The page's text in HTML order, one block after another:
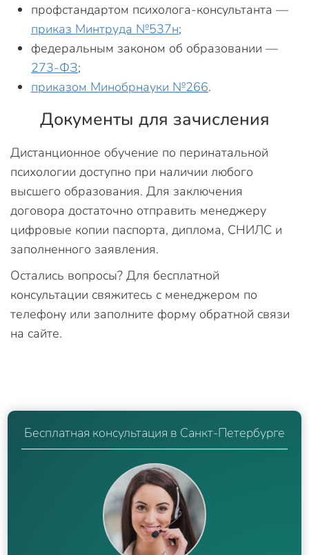
профстандартом психолога-консультанта —
приказ Минтруда №537н;
федеральным законом об образовании —
273-ФЗ;
приказом Минобрнауки №266.
Документы для зачисления
Дистанционное обучение по перинатальной
психологии доступно при наличии любого
высшего образования. Для заключения
договора достаточно отправить менеджеру
цифровые копии паспорта, диплома, СНИЛС и
заполненного заявления.
Остались вопросы? Для бесплатной
консультации свяжитесь с менеджером по
телефону или заполните форму обратной связи
на сайте.
Бесплатная консультация в Санкт-Петербурге